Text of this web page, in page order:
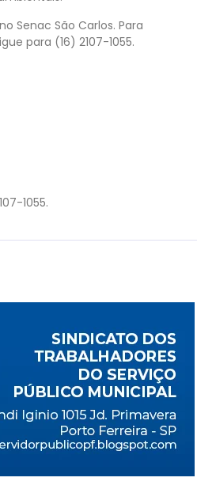
Senac São Carlos. Para
para (16) 2107-1055.
1055.